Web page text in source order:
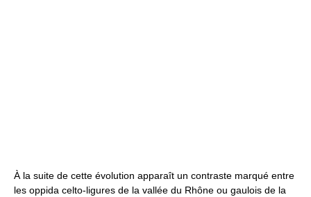
À la suite de cette évolution apparaît un contraste marqué entre
les oppida celto-ligures de la vallée du Rhône ou gaulois de la